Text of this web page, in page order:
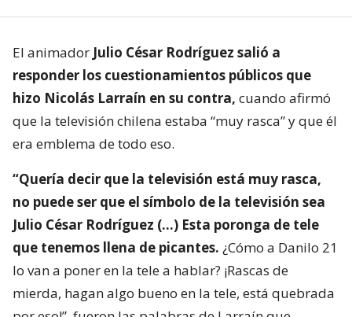
El animador Julio César Rodríguez salió a
responder los cuestionamientos públicos que
hizo Nicolás Larraín en su contra, cuando afirmó
que la televisión chilena estaba “muy rasca” y que él
era emblema de todo eso.
“Quería decir que la televisión está muy rasca,
no puede ser que el símbolo de la televisión sea
Julio César Rodríguez (…) Esta poronga de tele
que tenemos llena de picantes. ¿Cómo a Danilo 21
lo van a poner en la tele a hablar? ¡Rascas de
mierda, hagan algo bueno en la tele, está quebrada